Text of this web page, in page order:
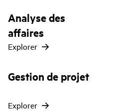
Analyse des
affaires
Explorer
Gestion de projet
Explorer